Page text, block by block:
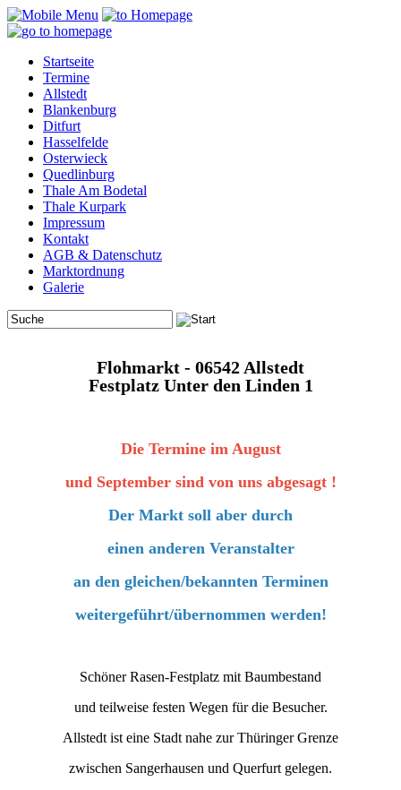
Startseite
Termine
Allstedt
Blankenburg
Ditfurt
Hasselfelde
Osterwieck
Quedlinburg
Thale Am Bodetal
Thale Kurpark
Impressum
Kontakt
AGB & Datenschutz
Marktordnung
Galerie
Flohmarkt - 06542 Allstedt
Festplatz Unter den Linden 1
Die Termine im August
und September sind von uns abgesagt !
Der Markt soll aber durch
einen anderen Veranstalter
an den gleichen/bekannten Terminen
weitergeführt/übernommen werden!
Schöner Rasen-Festplatz mit Baumbestand
und teilweise festen Wegen für die Besucher.
Allstedt ist eine Stadt nahe zur Thüringer Grenze
zwischen Sangerhausen und Querfurt gelegen.